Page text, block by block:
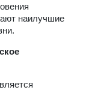
наилучшие